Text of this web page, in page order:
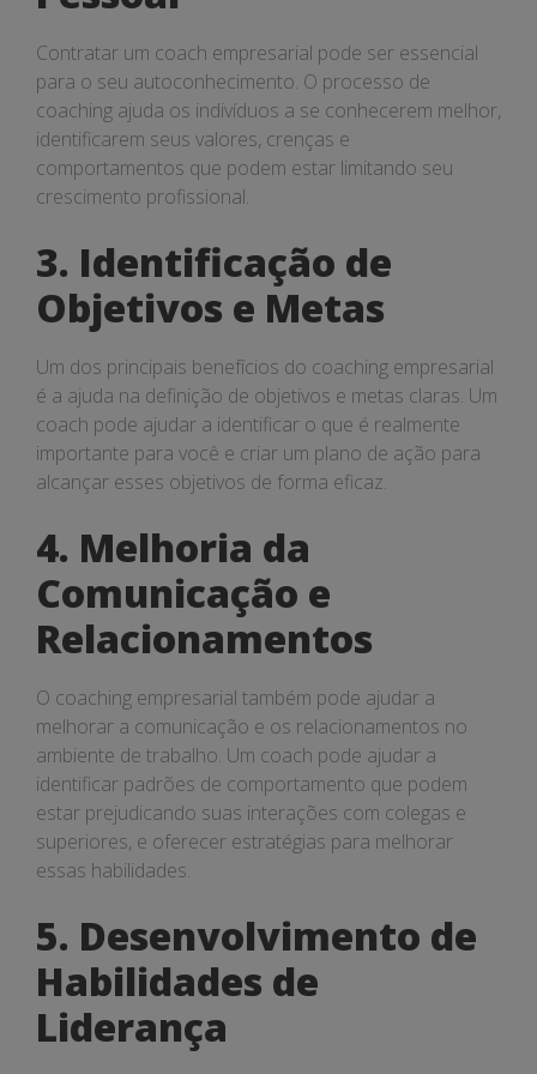
Contratar um coach empresarial pode ser essencial
para o seu autoconhecimento. O processo de
coaching ajuda os indivíduos a se conhecerem melhor,
identificarem seus valores, crenças e
comportamentos que podem estar limitando seu
crescimento profissional.
3. Identificação de
Objetivos e Metas
Um dos principais benefícios do coaching empresarial
é a ajuda na definição de objetivos e metas claras. Um
coach pode ajudar a identificar o que é realmente
importante para você e criar um plano de ação para
alcançar esses objetivos de forma eficaz.
4. Melhoria da
Comunicação e
Relacionamentos
O coaching empresarial também pode ajudar a
melhorar a comunicação e os relacionamentos no
ambiente de trabalho. Um coach pode ajudar a
identificar padrões de comportamento que podem
estar prejudicando suas interações com colegas e
superiores, e oferecer estratégias para melhorar
essas habilidades.
5. Desenvolvimento de
Habilidades de
Liderança